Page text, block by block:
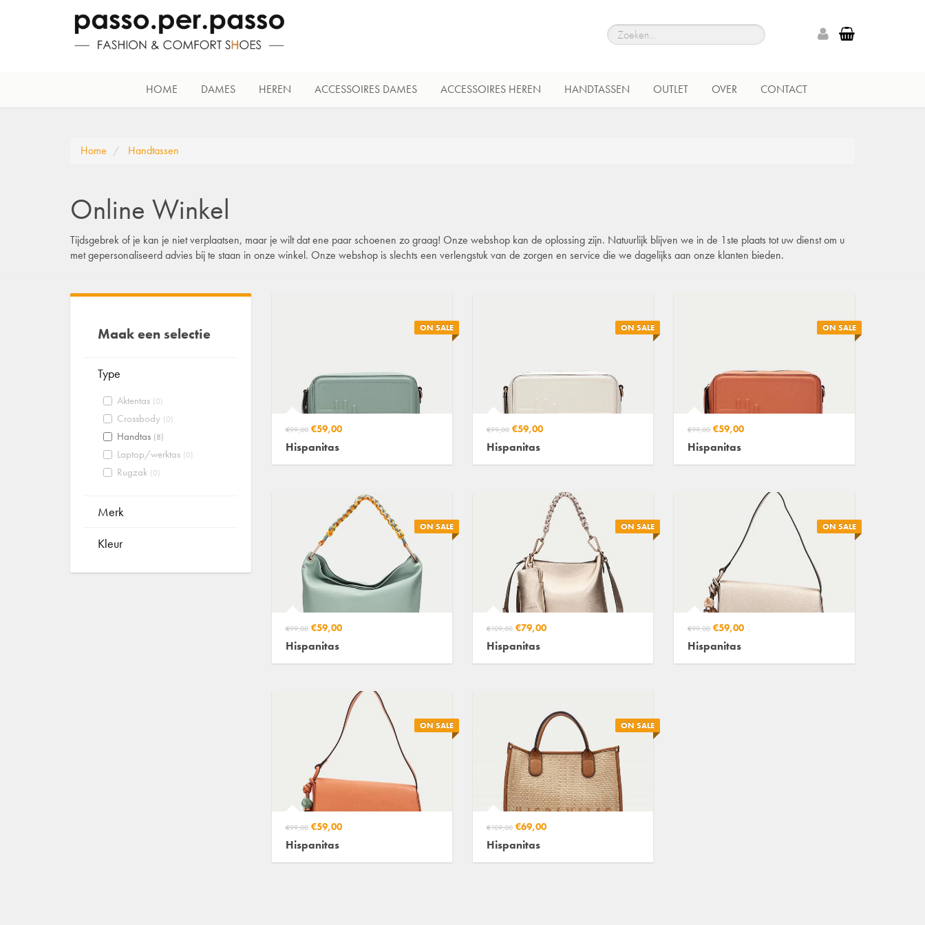
HOME DAMES HEREN ACCESSOIRES DAMES ACCESSOIRES HEREN HANDTASSEN OUTLET OVER CONTACT
Home Handtassen
Online Winkel
Tijdsgebrek of je kan je niet verplaatsen, maar je wilt dat ene paar schoenen zo graag! Onze webshop kan de oplossing zijn. Natuurlijk blijven we in de 1ste plaats tot uw dienst om u
met gepersonaliseerd advies bij te staan in onze winkel. Onze webshop is slechts een verlengstuk van de zorgen en service die we dagelijks aan onze klanten bieden.
ON SALE
€99,00 €59,00
Hispanitas
ON SALE
€99,00 €59,00
Hispanitas
ON SALE
€99,00 €59,00
Hispanitas
ON SALE
€99,00 €59,00
Hispanitas
ON SALE
€109,00 €79,00
Hispanitas
ON SALE
€99,00 €59,00
Hispanitas
ON SALE
€99,00 €59,00
Hispanitas
ON SALE
€109,00 €69,00
Hispanitas
Maak een selectie
Type
Aktentas (0)
Crossbody (0)
Handtas (8)
Laptop/werktas (0)
Rugzak (0)
Merk
Kleur